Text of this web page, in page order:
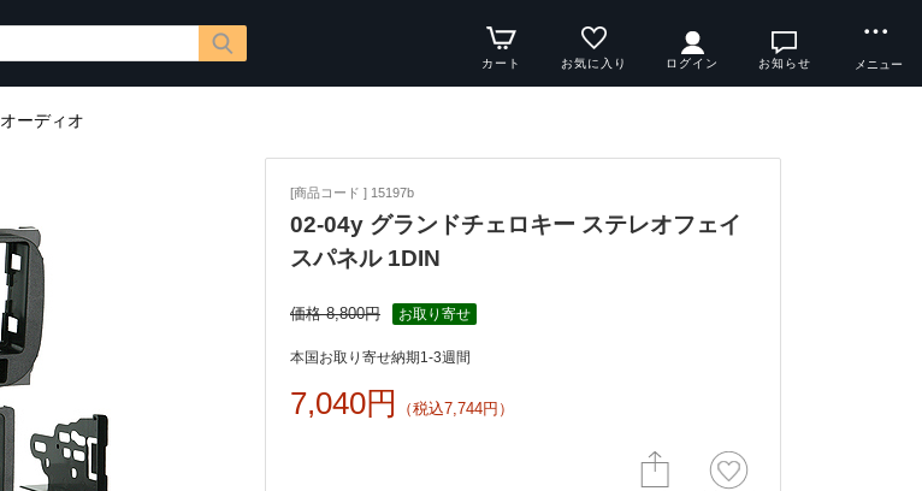
カート お気に入り ログイン お知らせ メニュー
オーディオ
[商品コード ] 15197b
02-04y グランドチェロキー ステレオフェイ
スパネル 1DIN
価格 8,800円 お取り寄せ
本国お取り寄せ納期1-3週間
7,040円 （税込7,744円）